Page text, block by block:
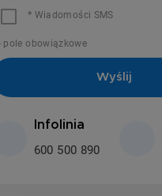
* Wiadomości SMS
pole obowiązkowe
Infolinia
600 500 890